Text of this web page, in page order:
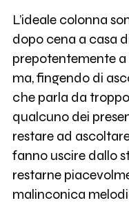
L’ideale colonna
dopo cena a casa
prepotentemente
ma, fingendo di
che parla da
qualcuno dei
restare ad
fanno uscire dallo
restarne
malinconica